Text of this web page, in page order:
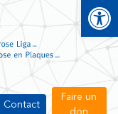
Contact
Faire un
don